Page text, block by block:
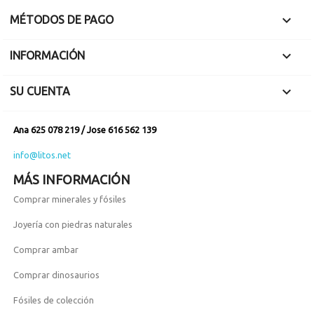
MÉTODOS DE PAGO 
INFORMACIÓN 
SU CUENTA 
Ana 625 078 219 / Jose 616 562 139
info@litos.net
MÁS INFORMACIÓN
Comprar minerales y fósiles
Joyería con piedras naturales
Comprar ambar
Comprar dinosaurios
Fósiles de colección